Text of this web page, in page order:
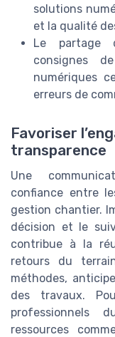
solutions
et la qualité
Le partage
consignes
numériques
erreurs de
Favoriser
transparence
Une
confiance entre
gestion chantier.
décision et le
contribue à la
retours du
méthodes,
des travaux.
professionnels
ressources